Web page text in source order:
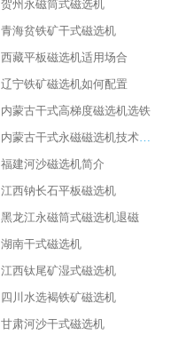
贺州永磁筒式磁选机
青海贫铁矿干式磁选机
西藏平板磁选机适用场合
辽宁铁矿磁选机如何配置
内蒙古干式高梯度磁选机选铁
内蒙古干式永磁磁选机技术要求
福建河沙磁选机简介
江西钠长石平板磁选机
黑龙江永磁筒式磁选机退磁
湖南干式磁选机
江西钛尾矿湿式磁选机
四川水选褐铁矿磁选机
甘肃河沙干式磁选机